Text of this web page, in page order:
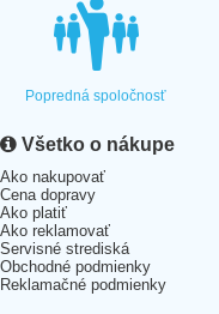
Popredná spoločnosť
Všetko o nákupe
Ako nakupovať
Cena dopravy
Ako platiť
Ako reklamovať
Servisné strediská
Obchodné podmienky
Reklamačné podmienky